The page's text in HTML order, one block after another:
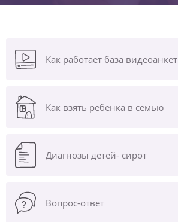
Как работает база видеоанкет
Как взять ребенка в семью
Диагнозы детей- сирот
Вопрос-ответ